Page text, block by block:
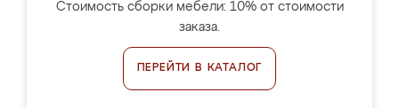
Стоимость сборки мебели: 10% от стоимости
заказа.
ПЕРЕЙТИ В КАТАЛОГ